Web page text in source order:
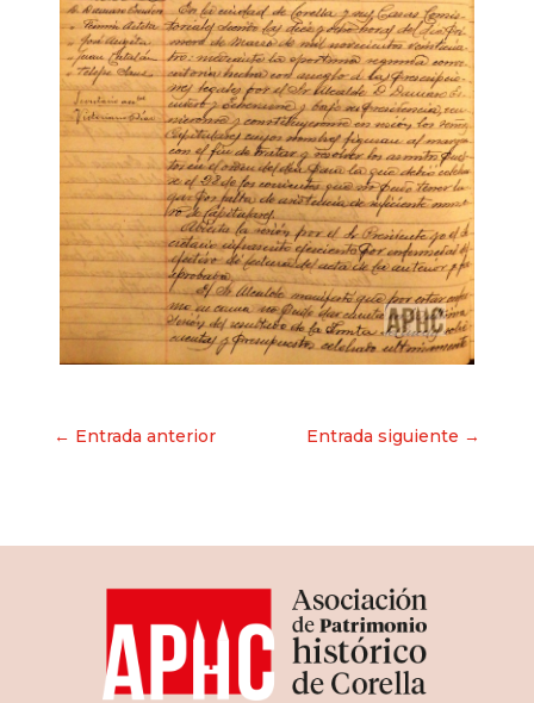
Navegación
← Entrada anterior Entrada siguiente →